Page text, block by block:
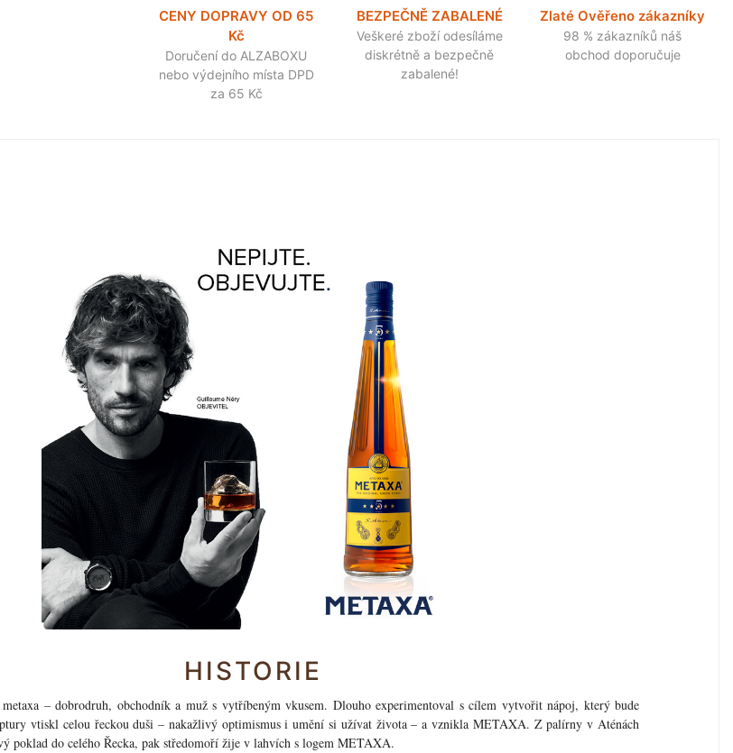
CENY DOPRAVY OD 65
Kč
Doručení do ALZABOXU
nebo výdejního místa DPD
za 65 Kč
BEZPEČNĚ ZABALENÉ
Veškeré zboží odesíláme
diskrétně a bezpečně
zabalené!
Zlaté Ověřeno zákazníky
98 % zákazníků náš
obchod doporučuje
HISTORIE
– dobrodruh, obchodník a muž s vytříbeným vkusem. Dlouho experimentoval s cílem vytvořit nápoj, který bude
vtiskl celou řeckou duši – nakažlivý optimismus i umění si užívat života – a vznikla METAXA. Z palírny v Aténách
poklad do celého Řecka, pak středomoří žije v lahvích s logem METAXA.